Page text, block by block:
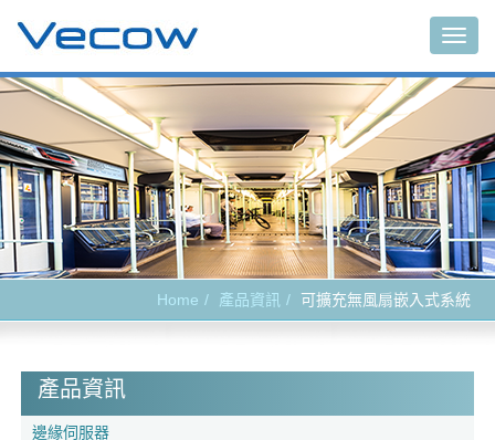
Home 產品資訊 可擴充無風扇嵌入式系統
產品資訊
邊緣伺服器